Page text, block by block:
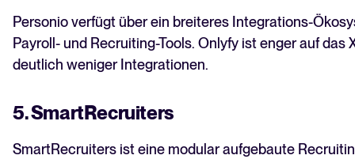
Personio verfügt über ein breiteres Integrations-
Payroll- und Recruiting-Tools. Onlyfy ist enger auf
deutlich weniger Integrationen.
5. SmartRecruiters
SmartRecruiters ist eine modular aufgebaute